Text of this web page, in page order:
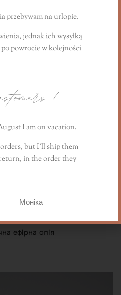
ефірна олія
przebywam na urlopie.
jednak ich wysyłką
po powrociew kolejności
!
I am on vacation.
but I’ll ship them
in the order they